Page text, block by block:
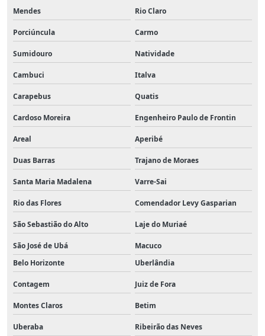
Mendes Rio Claro
Porciúncula Carmo
Sumidouro Natividade
Cambuci Italva
Carapebus Quatis
Cardoso Moreira Engenheiro Paulo de Frontin
Areal Aperibé
Duas Barras Trajano de Moraes
Santa Maria Madalena Varre-Sai
Rio das Flores Comendador Levy Gasparian
São Sebastião do Alto Laje do Muriaé
São José de Ubá
Macuco
Belo Horizonte
Uberlândia
Contagem Juiz de Fora
Montes Claros Betim
Uberaba Ribeirão das Neves